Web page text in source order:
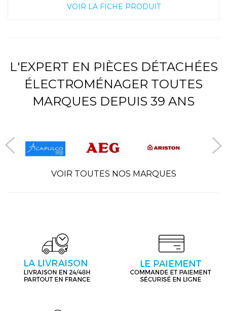
VOIR LA FICHE PRODUIT
L'EXPERT EN PIÈCES DÉTACHÉES
ÉLECTROMÉNAGER TOUTES
MARQUES DEPUIS 39 ANS
VOIR TOUTES NOS MARQUES